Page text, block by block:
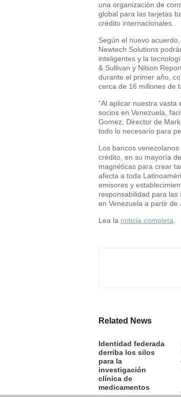
una organización de
global para las tarjetas
crédito internacionales.
Según el nuevo
Newtech Solutions
inteligentes y la
& Sullivan y Nilson
durante el primer año,
cerca de 16 millones de
“Al aplicar nuestra
socios en Venezuela,
Gomez, Director de
todo lo necesario para
Los bancos
crédito, en su mayoría
magnéticas para crear
afecta a toda
emisores y
responsabilidad para
en Venezuela a partir de
Lea la noticia completa
Related News
Identidad federada
derriba los silos
para la
investigación
clínica de
medicamentos